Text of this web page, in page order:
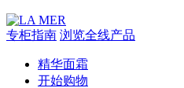
专柜指南 浏览全线产品
精华面霜
开始购物